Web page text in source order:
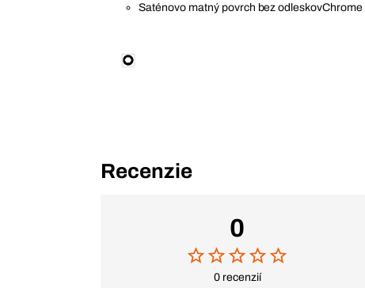
Saténovo matný povrch bez
Recenzie
0
0 recenzií